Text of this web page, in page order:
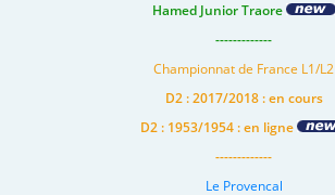
Hamed Junior Traore
-------------
Championnat de France L1/L2
D2 : 2017/2018 : en cours
D2 : 1953/1954 : en ligne
-------------
Le Provencal